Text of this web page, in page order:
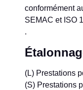
conformément
SEMAC et ISO
.
(L) Prestations
(S) Prestations